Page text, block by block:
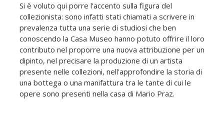
Si è voluto qui porre l'accento sulla figura del
collezionista: sono infatti stati chiamati a scrivere in
prevalenza tutta una serie di studiosi che ben
conoscendo la Casa Museo hanno potuto offrire il loro
contributo nel proporre una nuova attribuzione per un
dipinto, nel precisare la produzione di un artista
presente nelle collezioni, nell'approfondire la storia di
una bottega o una manifattura tra le tante di cui le
opere sono presenti nella casa di Mario Praz.